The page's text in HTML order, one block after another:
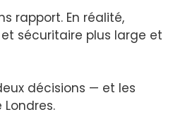
rapport. En réalité,
sécuritaire plus large et
décisions — et les